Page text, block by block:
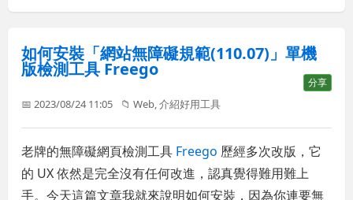
如何安裝「網站無障礙規範(110.07)」單機
版檢測工具 Freego
分享
📅 2023/08/24 11:05 📁Web,介紹好用工具
老牌的無障礙網頁檢測工具 Freego 歷經多次改版，它
的 UX 依然是完全沒有任何改進，認真覺得難用難上
手。今天這篇文章我就來說明如何安裝，因為你連要無